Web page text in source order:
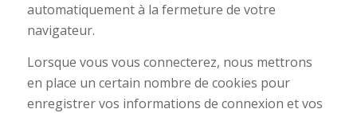
automatiquement à la fermeture de votre
navigateur.
Lorsque vous vous connecterez, nous mettrons
en place un certain nombre de cookies pour
enregistrer vos informations de connexion et vos